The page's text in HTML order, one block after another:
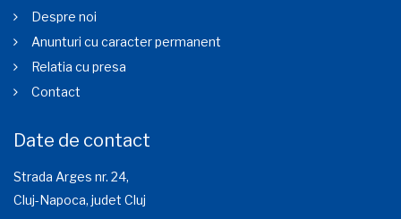
Despre noi
Anunturi cu caracter permanent
Relatia cu presa
Contact
Date de contact
Strada Arges nr. 24,
Cluj-Napoca, judet Cluj